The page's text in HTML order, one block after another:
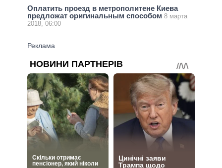
Оплатить проезд в метрополитене Киева
предложат оригинальным способом 8 марта
2018, 06:00